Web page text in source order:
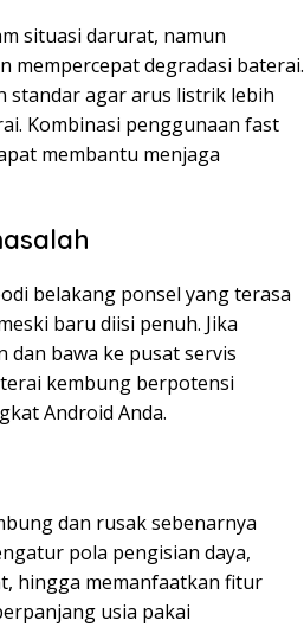
situasi darurat, namun
mempercepat degradasi baterai.
standar agar arus listrik lebih
Kombinasi penggunaan fast
membantu menjaga
belakang ponsel yang terasa
baru diisi penuh. Jika
bawa ke pusat servis
kembung berpotensi
Android Anda.
dan rusak sebenarnya
pola pengisian daya,
hingga memanfaatkan fitur
usia pakai